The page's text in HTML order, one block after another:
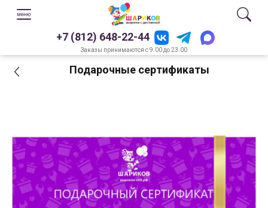
+7 (812) 648-22-44
Заказы принимаются с 9.00 до 23.00
Подарочные сертификаты